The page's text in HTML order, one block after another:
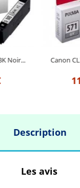
Noir... Canon
Description
Les avis